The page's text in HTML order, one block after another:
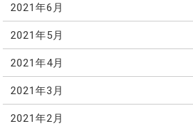
2021年6月
2021年5月
2021年4月
2021年3月
2021年2月